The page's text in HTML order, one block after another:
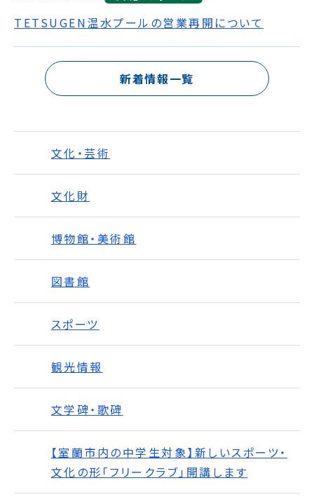
TETSUGEN温水プールの営業再開について
新着情報一覧
文化・芸術
文化財
博物館・美術館
図書館
スポーツ
観光情報
文学碑・歌碑
【室蘭市内の中学生対象】新しいスポーツ・
文化の形「フリークラブ」開講します